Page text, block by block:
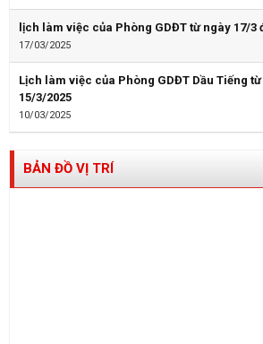
lịch làm việc của Phòng GDĐT từ ngày 17/3
17/03/2025
Lịch làm việc của Phòng GDĐT Dầu Tiếng
15/3/2025
10/03/2025
BẢN ĐỒ VỊ TRÍ